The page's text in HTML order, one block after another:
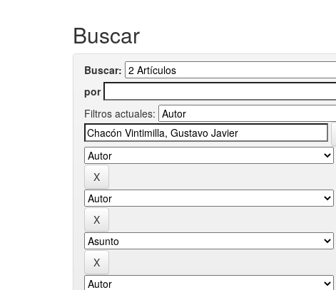
Buscar
Buscar:
por
Filtros actuales: